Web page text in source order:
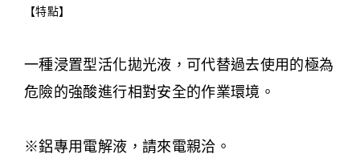
【特點】
一種浸置型活化拋光液，可代替過去使用的極為
危險的強酸進行相對安全的作業環境。
※鋁專用電解液，請來電親洽。